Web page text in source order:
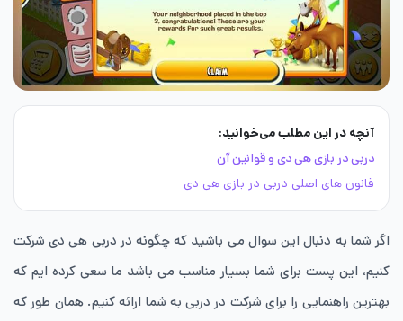
آنچه در این مطلب می‌خوانید:
دربی در بازی هی دی و قوانین آن
قانون های اصلی دربی در بازی هی دی
اگر شما به دنبال این سوال می باشید که چگونه در دربی هی دی شرکت
کنیم، این پست برای شما بسیار مناسب می باشد ما سعی کرده ایم که
بهترین راهنمایی را برای شرکت در دربی به شما ارائه کنیم. همان طور که